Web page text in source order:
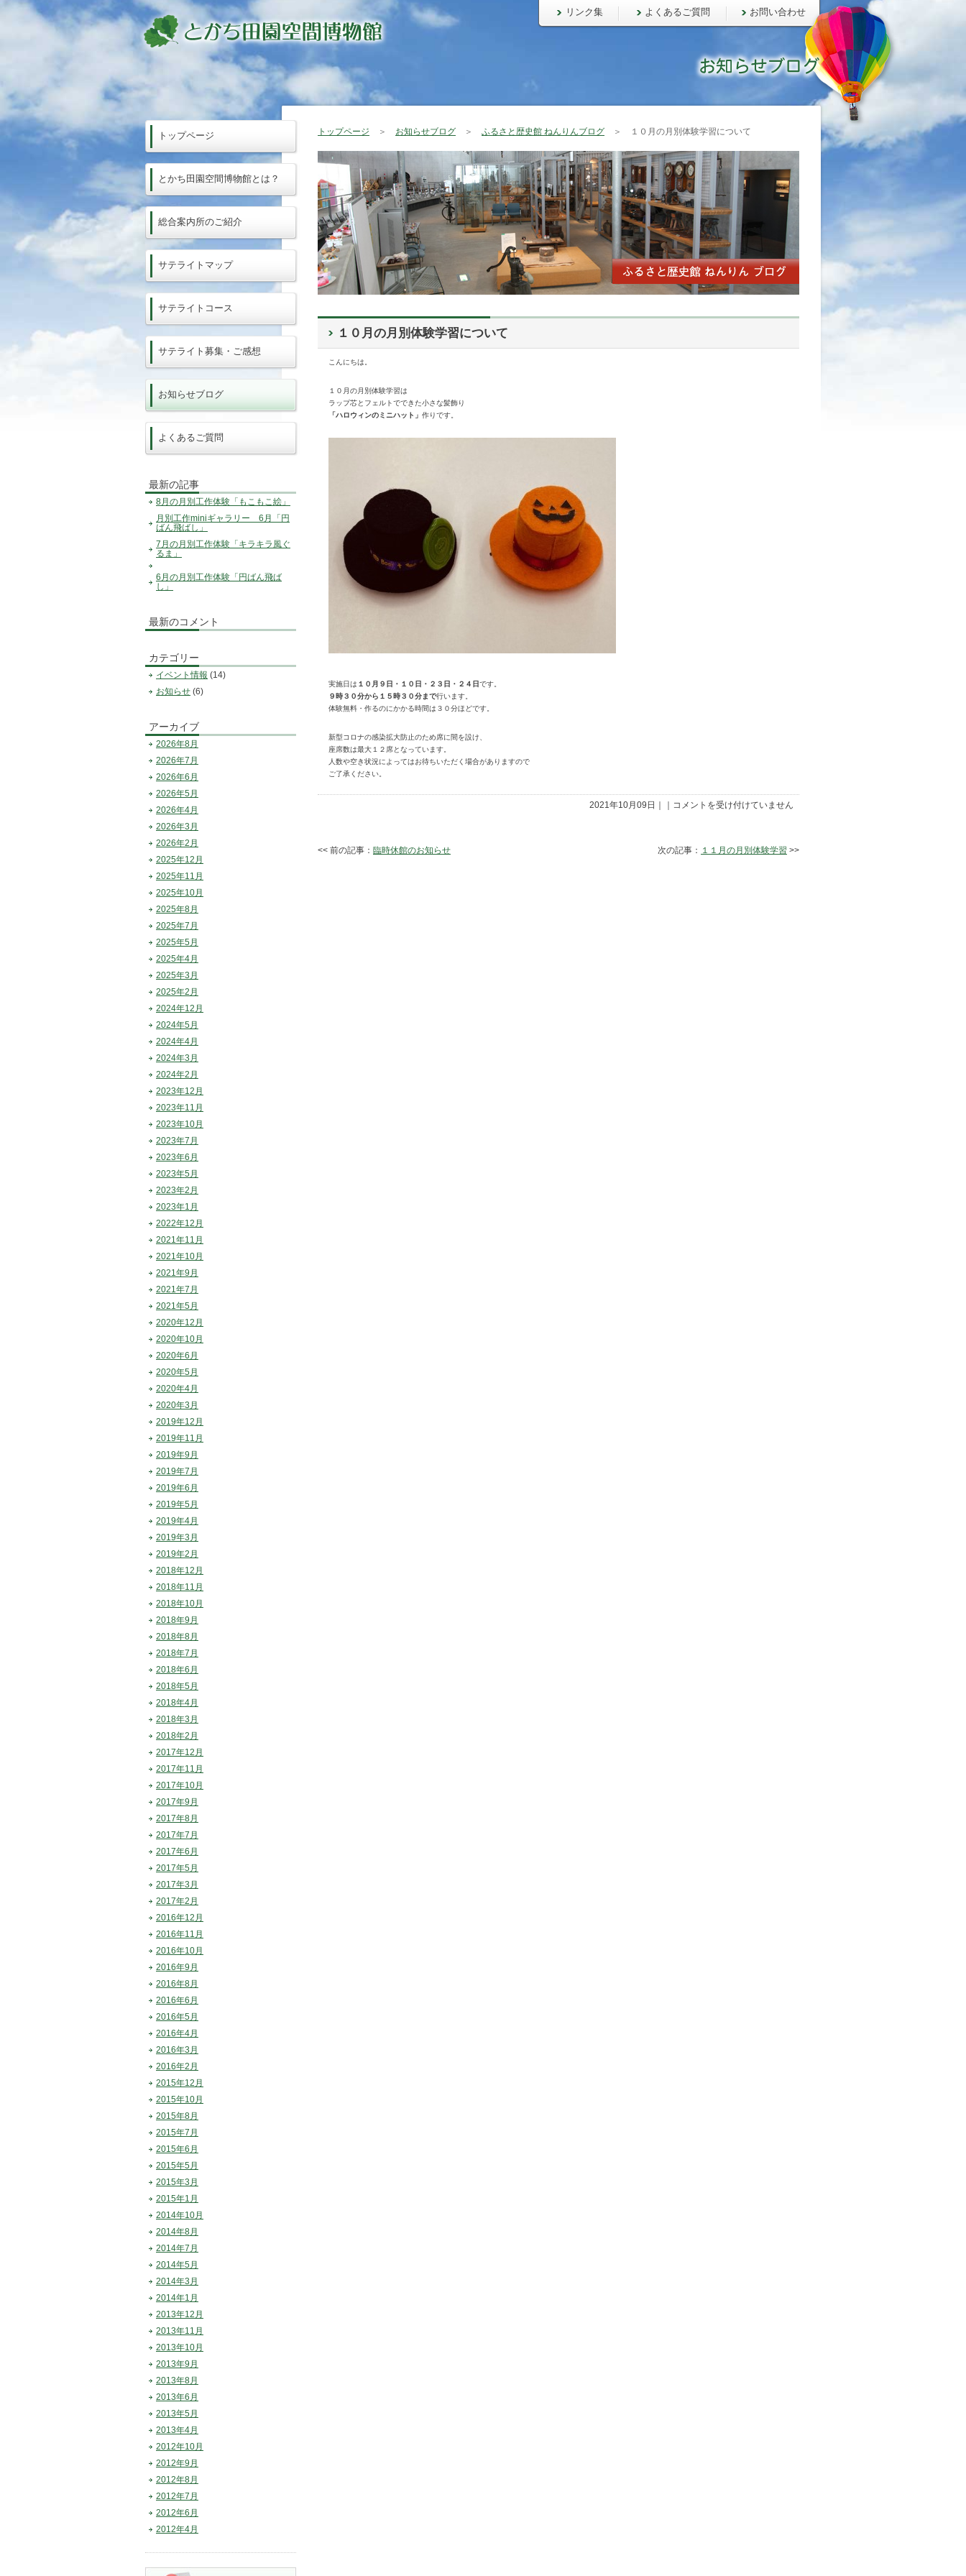
リンク集 よくあるご質問 お問い合わせ
トップページ ＞ お知らせブログ ＞ ふるさと歴史館 ねんりんブログ ＞ １０月の月別体験学習について
１０月の月別体験学習について
こんにちは。
１０月の月別体験学習は
ラップ芯とフェルトでできた小さな髪飾り
「ハロウィンのミニハット 」 作りです。
実施日は １０月９日・１０日・２３日・２４日です。
９時３０分から１５時３０分まで行います。
体験無料・作るのにかかる時間は３０分ほどです。
新型コロナの感染拡大防止のため席に間を設け、
座席数は最大１２席となっています。
人数や空き状況によってはお待ちいただく場合がありますので
ご了承ください。
2021年10月09日｜｜
１
別
コメントを受け付けていません
次の記事： １１月の月別体験学習 >>
<< 前の記事： 臨時休館のお知らせ
トップページ
とかち田園空間博物館とは？
総合案内所のご紹介
サテライトマップ
サテライトコース
サテライト募集・ご感想
お知らせブログ
よくあるご質問
最新の記事
8月の月別工作体験「もこもこ絵」
月別工作miniギャラリー 6月「円
ばん飛ばし」
7月の月別工作体験「キラキラ風ぐ
るま」
6月の月別工作体験「円ばん飛ば
し」
最新のコメント
カテゴリー
イベント情報 (14)
お知らせ (6)
アーカイブ
2026年8月
2026年7月
2026年6月
2026年5月
2026年4月
2026年3月
2026年2月
2025年12月
2025年11月
2025年10月
2025年8月
2025年7月
2025年5月
2025年4月
2025年3月
2025年2月
2024年12月
2024年5月
2024年4月
2024年3月
2024年2月
2023年12月
2023年11月
2023年10月
2023年7月
2023年6月
2023年5月
2023年2月
2023年1月
2022年12月
2021年11月
2021年10月
2021年9月
2021年7月
2021年5月
2020年12月
2020年10月
2020年6月
2020年5月
2020年4月
2020年3月
2019年12月
2019年11月
2019年9月
2019年7月
2019年6月
2019年5月
2019年4月
2019年3月
2019年2月
2018年12月
2018年11月
2018年10月
2018年9月
2018年8月
2018年7月
2018年6月
2018年5月
2018年4月
2018年3月
2018年2月
2017年12月
2017年11月
2017年10月
2017年9月
2017年8月
2017年7月
2017年6月
2017年5月
2017年3月
2017年2月
2016年12月
2016年11月
2016年10月
2016年9月
2016年8月
2016年6月
2016年5月
2016年4月
2016年3月
2016年2月
2015年12月
2015年10月
2015年8月
2015年7月
2015年6月
2015年5月
2015年3月
2015年1月
2014年10月
2014年8月
2014年7月
2014年5月
2014年3月
2014年1月
2013年12月
2013年11月
2013年10月
2013年9月
2013年8月
2013年6月
2013年5月
2013年4月
2012年10月
2012年9月
2012年8月
2012年7月
2012年6月
2012年4月